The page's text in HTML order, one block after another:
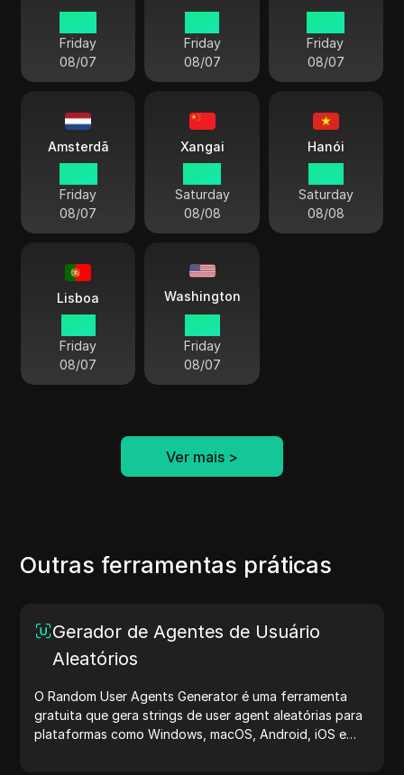
Friday
08/07
Friday
08/07
Friday
08/07
Amsterdã
Friday
08/07
Xangai
Saturday
08/08
Hanói
Saturday
08/08
Lisboa
Friday
08/07
Washington
Friday
08/07
Ver mais >
Outras ferramentas práticas
Gerador de Agentes de Usuário
Aleatórios
O Random User Agents Generator é uma ferramenta
gratuita que gera strings de user agent aleatórias para
plataformas como Windows, macOS, Android, iOS e